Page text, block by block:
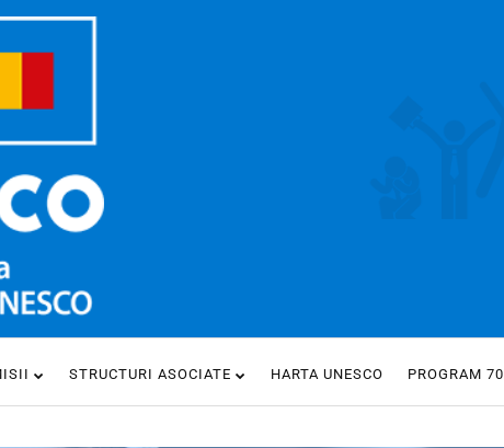
STRUCTURI ASOCIATE HARTA UNESCO PROGRAM 70